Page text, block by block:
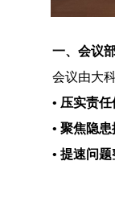
一、会议
会议由大
• 压实责
• 聚焦隐
• 提速问